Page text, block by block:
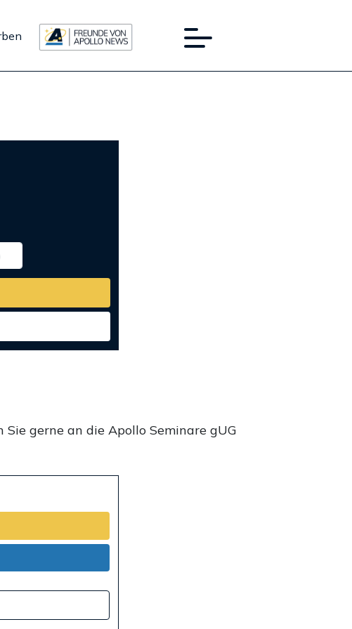
gerne an die Apollo Seminare gUG